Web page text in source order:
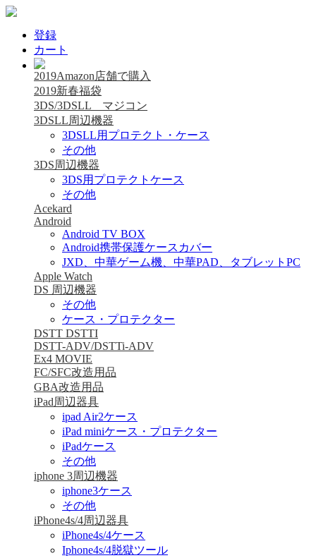
登録
カート
2019Amazon店舗で購入
2019新春福袋
3DS/3DSLL マジコン
3DSLL周辺機器
3DSLL用プロテクト・ケース
その他
3DS周辺機器
3DS用プロテクトケース
その他
Acekard
Android
Android TV BOX
Android携帯保護ケースカバー
JXD、中華ゲーム機、中華PAD、タブレットPC
Apple Watch
DS 周辺機器
その他
ケース・プロテクター
DSTT DSTTI
DSTT-ADV/DSTTi-ADV
Ex4 MOVIE
FC/SFC改造用品
GBA改造用品
iPad周辺器具
ipad Air2ケース
iPad miniケース・プロテクター
iPadケース
その他
iphone 3周辺機器
iphone3ケース
その他
iPhone4s/4周辺器具
iPhone4s/4ケース
Iphone4s/4脱獄ツール